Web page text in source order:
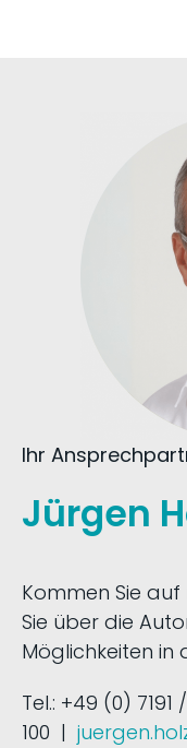
Ihr
Jürgen
Kommen Sie
Sie über die
Möglichkeiten in
Tel.: +49 (0) 7191
100 |